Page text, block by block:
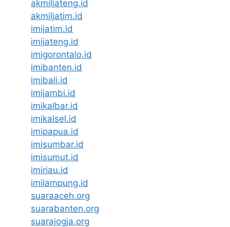
akmiljateng.id
akmiljatim.id
imijatim.id
imijateng.id
imigorontalo.id
imibanten.id
imibali.id
imijambi.id
imikalbar.id
imikalsel.id
imipapua.id
imisumbar.id
imisumut.id
imiriau.id
imilampung.id
suaraaceh.org
suarabanten.org
suarajogja.org